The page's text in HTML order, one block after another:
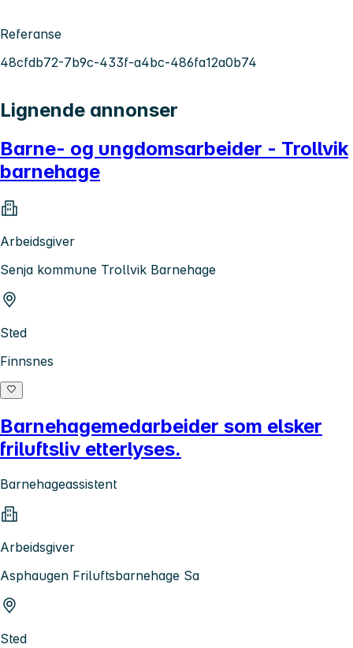
Referanse
48cfdb72-7b9c-433f-a4bc-486fa12a0b74
Lignende annonser
Barne- og ungdomsarbeider - Trollvik
barnehage
Arbeidsgiver
Senja kommune Trollvik Barnehage
Sted
Finnsnes
Barnehagemedarbeider som elsker
friluftsliv etterlyses.
Barnehageassistent
Arbeidsgiver
Asphaugen Friluftsbarnehage Sa
Sted